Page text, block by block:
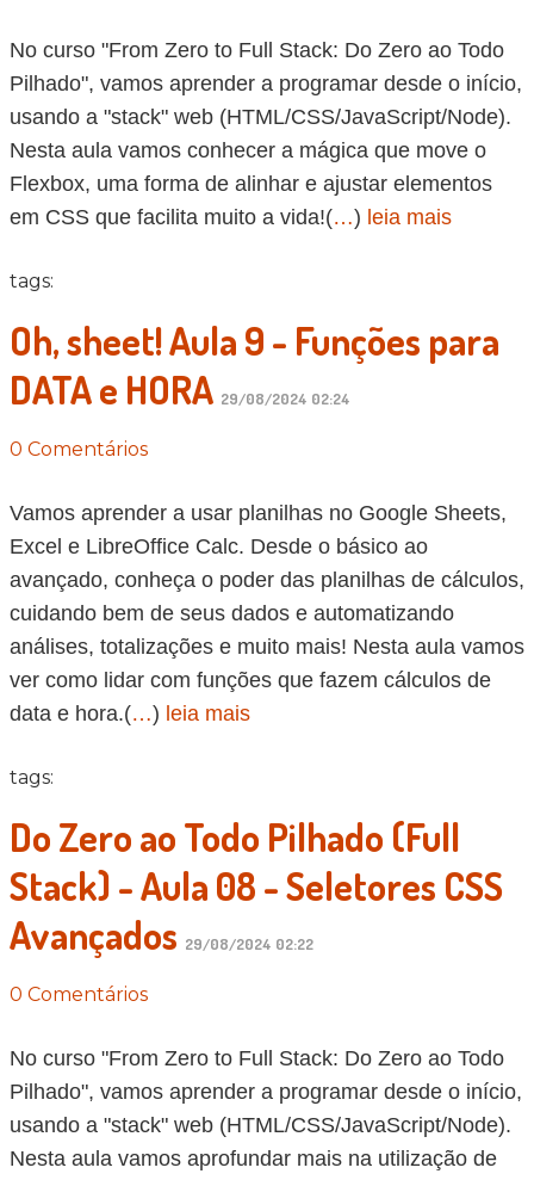
No curso "From Zero to Full Stack: Do Zero ao Todo
Pilhado", vamos aprender a programar desde o início,
usando a "stack" web (HTML/CSS/JavaScript/Node).
Nesta aula vamos conhecer a mágica que move o
Flexbox, uma forma de alinhar e ajustar elementos
em CSS que facilita muito a vida!(…) leia mais
tags:
Oh, sheet! Aula 9 - Funções para
DATA e HORA 29/08/2024 02:24
0 Comentários
Vamos aprender a usar planilhas no Google Sheets,
Excel e LibreOffice Calc. Desde o básico ao
avançado, conheça o poder das planilhas de cálculos,
cuidando bem de seus dados e automatizando
análises, totalizações e muito mais! Nesta aula vamos
ver como lidar com funções que fazem cálculos de
data e hora.(…) leia mais
tags:
Do Zero ao Todo Pilhado (Full
Stack) - Aula 08 - Seletores CSS
Avançados 29/08/2024 02:22
0 Comentários
No curso "From Zero to Full Stack: Do Zero ao Todo
Pilhado", vamos aprender a programar desde o início,
usando a "stack" web (HTML/CSS/JavaScript/Node).
Nesta aula vamos aprofundar mais na utilização de